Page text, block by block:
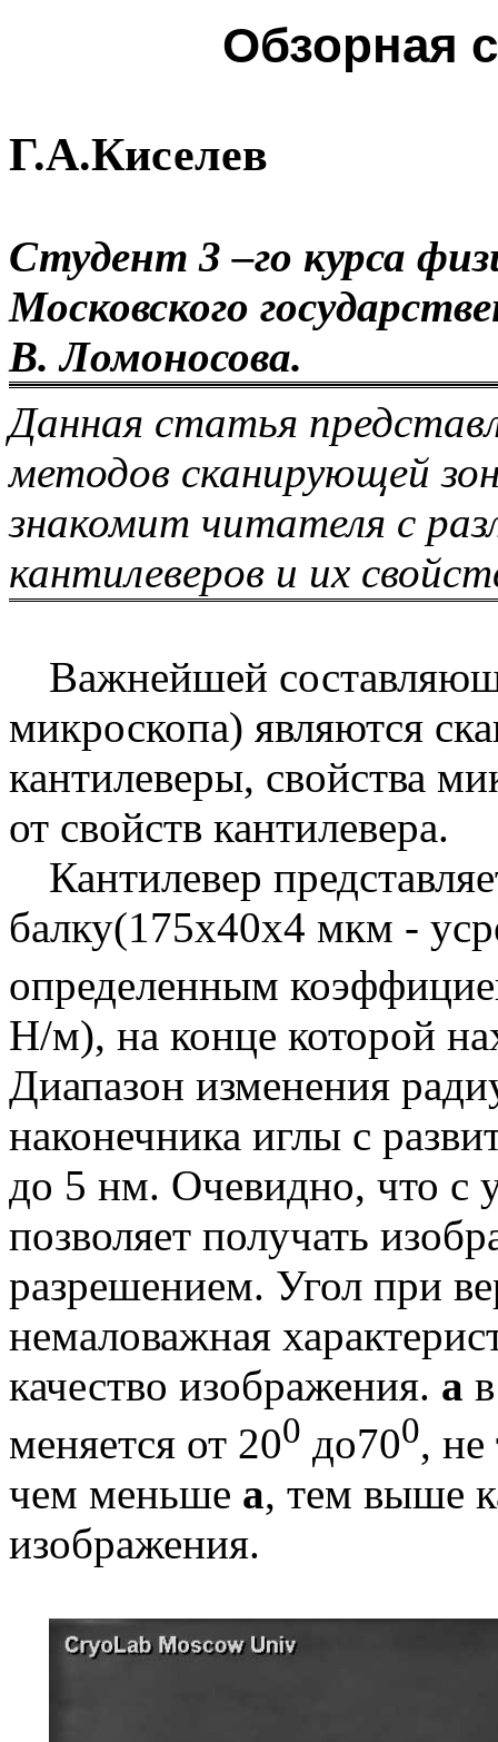
Обзорная
Г.А.Киселев
Студент 3 –го курса
Московского
В. Ломоносова.
Данная статья
методов сканирующей
знакомит читателя с
кантилеверов и их
Важнейшей
микроскопа) являются
кантилеверы, свойства
от свойств кантилевера.
Кантилевер
балку(175х40х4 мкм -
определенным
Н/м), на конце которой
Диапазон изменения
наконечника иглы с
до 5 нм. Очевидно, что с
позволяет получать
разрешением. Угол при
немаловажная
качество изображения. a
меняется от 200 до700, не
чем меньше a, тем выше
изображения.